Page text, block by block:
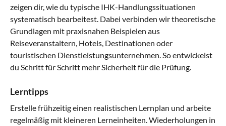
zeigen dir, wie du typische IHK-Handlungssituationen
systematisch bearbeitest. Dabei verbinden wir theoretische
Grundlagen mit praxisnahen Beispielen aus
Reiseveranstaltern, Hotels, Destinationen oder
touristischen Dienstleistungsunternehmen. So entwickelst
du Schritt für Schritt mehr Sicherheit für die Prüfung.
Lerntipps
Erstelle frühzeitig einen realistischen Lernplan und arbeite
regelmäßig mit kleineren Lerneinheiten. Wiederholungen in